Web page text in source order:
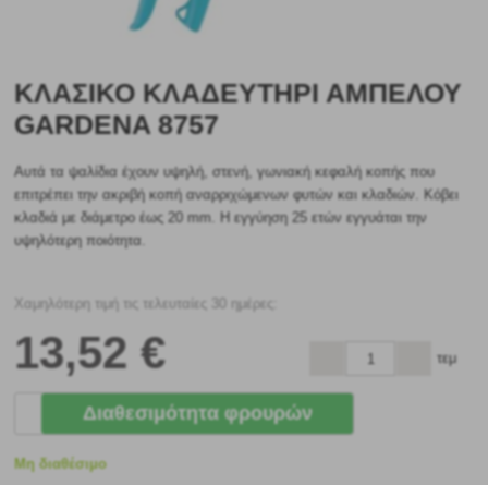
ΚΛΑΣΙΚΌ ΚΛΑΔΕΥΤΉΡΙ ΑΜΠΈΛΟΥ
GARDENA 8757
Αυτά τα ψαλίδια έχουν υψηλή, στενή, γωνιακή κεφαλή κοπής που
επιτρέπει την ακριβή κοπή αναρριχώμενων φυτών και κλαδιών. Κόβει
κλαδιά με διάμετρο έως 20 mm. Η εγγύηση 25 ετών εγγυάται την
υψηλότερη ποιότητα.
Χαμηλότερη τιμή τις τελευταίες 30 ημέρες:
13,52 € τεμ
Διαθεσιμότητα φρουρών
Μη διαθέσιμο